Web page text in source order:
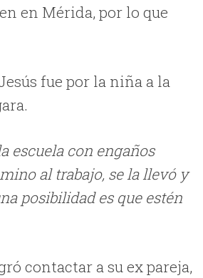
en Mérida, por lo que
fue por la niña a la
escuela con engaños
al trabajo, se la llevó y
posibilidad es que estén
contactar a su ex pareja,